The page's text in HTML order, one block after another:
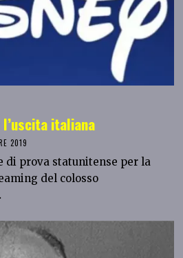
l’uscita italiana
2019
di prova statunitense per la
del colosso